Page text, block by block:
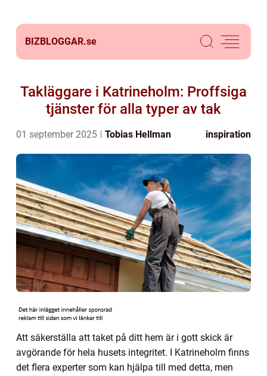
BIZBLOGGAR.se
Takläggare i Katrineholm: Proffsiga
tjänster för alla typer av tak
01 september 2025 Tobias Hellman inspiration
Att säkerställa att taket på ditt hem är i gott skick är
avgörande för hela husets integritet. I Katrineholm finns
det flera experter som kan hjälpa till med detta, men